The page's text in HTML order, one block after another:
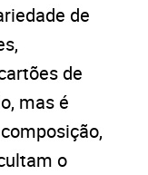
de
de
mas é
o